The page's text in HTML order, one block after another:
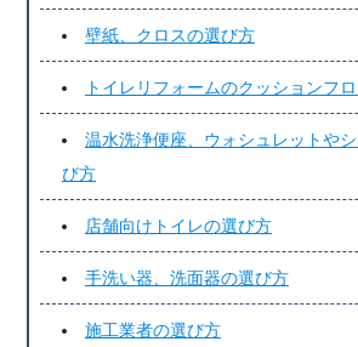
壁紙、クロスの選び方
トイレリフォームのクッションフ
温水洗浄便座、ウォシュレットや
び方
店舗向けトイレの選び方
手洗い器、洗面器の選び方
施工業者の選び方